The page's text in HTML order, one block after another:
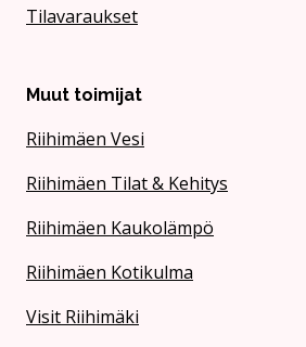
Tilavaraukset
Muut toimijat
Riihimäen Vesi
Riihimäen Tilat & Kehitys
Riihimäen Kaukolämpö
Riihimäen Kotikulma
Visit Riihimäki